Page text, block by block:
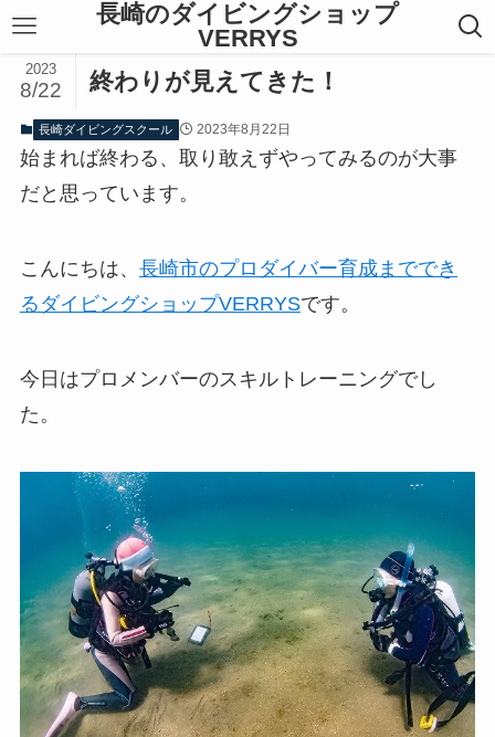
長崎のダイビングショップ
VERRYS
終わりが見えてきた！
2023
8/22
長崎ダイビングスクール 2023年8月22日
始まれば終わる、取り敢えずやってみるのが大事
だと思っています。
こんにちは、 長崎市のプロダイバー育成まででき
るダイビングショップVERRYSです。
今日はプロメンバーのスキルトレーニングでし
た。